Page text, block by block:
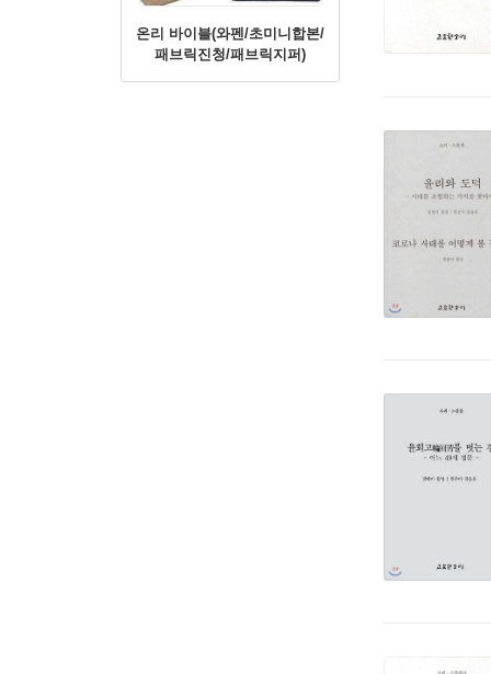
온리 바이블(와펜/초미니합본/
패브릭진청/패브릭지퍼)